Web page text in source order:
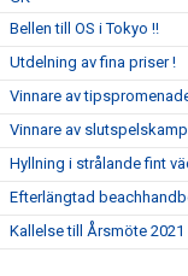
Bellen till OS i Tokyo !!
Utdelning av fina priser !
Vinnare av
Vinnare av
Hyllning i strålande fint
Efterlängtad
Kallelse till Årsmöte 2021